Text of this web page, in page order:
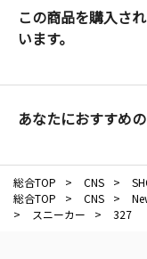
この商品を購入さ
います。
あなたにおすすめ
総合TOP > CNS >
総合TOP
> CNS >
>
スニーカー > 327